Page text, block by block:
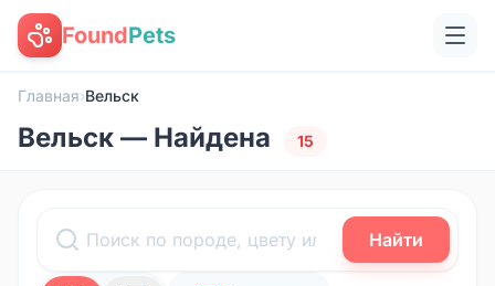
FoundPets
Главная›Вельск
Вельск — Найдена 15
Найти